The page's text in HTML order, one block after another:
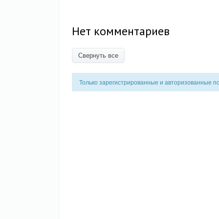
Нет комментариев
Свернуть все
Только зарегистрированные и авторизованные